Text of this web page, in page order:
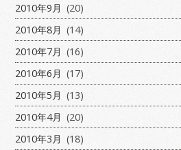
2010年9月 (20)
2010年8月 (14)
2010年7月 (16)
2010年6月 (17)
2010年5月 (13)
2010年4月 (20)
2010年3月 (18)